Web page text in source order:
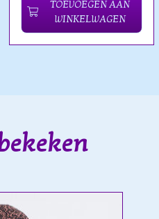
TOEVOEGEN AAN
WINKELWAGEN